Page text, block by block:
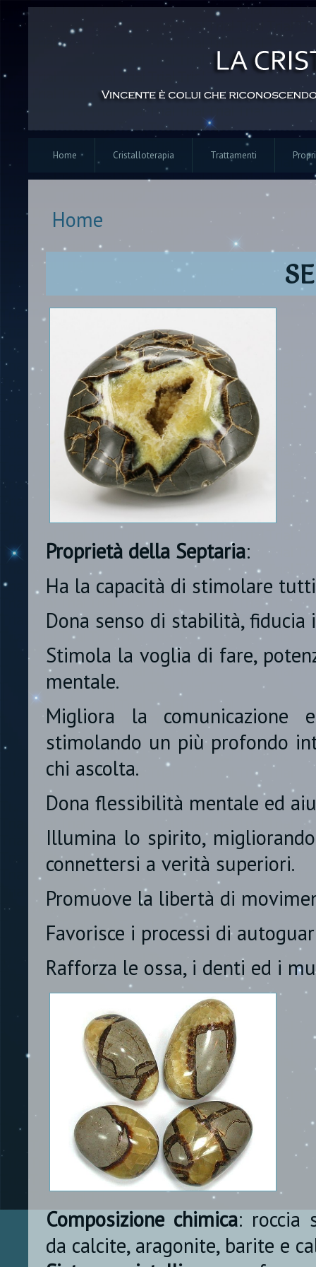
Home Cristalloterapia Trattamenti
Tu sei qui
Home
Proprietà della Septaria:
Ha la capacità di stimolare
Dona senso di stabilità, fiducia
Stimola la voglia di fare,
mentale.
Migliora la
stimolando un più profondo
chi ascolta.
Dona flessibilità mentale ed
Illumina lo spirito,
connettersi a verità superiori.
Promuove la libertà di
Favorisce i processi di
Rafforza le ossa, i denti ed i
Composizione chimica: roccia
da calcite, aragonite, barite e